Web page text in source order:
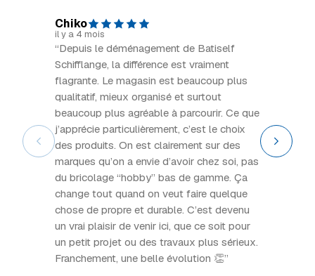
Chiko
il y a 4 mois
“Depuis le déménagement de Batiself
Schifflange, la différence est vraiment
flagrante. Le magasin est beaucoup plus
qualitatif, mieux organisé et surtout
beaucoup plus agréable à parcourir. Ce que
j’apprécie particulièrement, c’est le choix
des produits. On est clairement sur des
marques qu’on a envie d’avoir chez soi, pas
du bricolage “hobby” bas de gamme. Ça
change tout quand on veut faire quelque
chose de propre et durable. C’est devenu
un vrai plaisir de venir ici, que ce soit pour
un petit projet ou des travaux plus sérieux.
Franchement, une belle évolution 👏”